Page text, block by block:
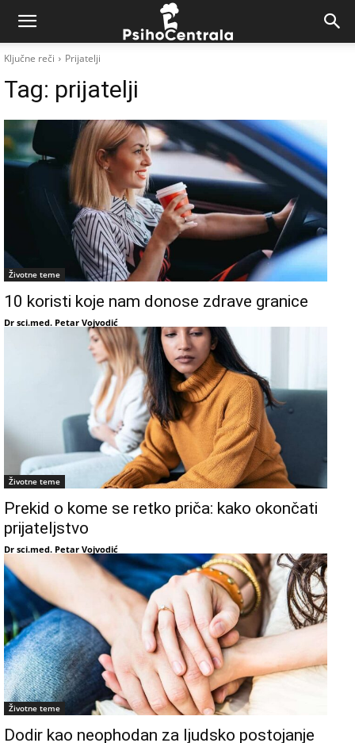
Ključne reči Prijatelji
Tag: prijatelji
Životne teme
10 koristi koje nam donose zdrave granice
Dr sci.med. Petar Vojvodić
Životne teme
Prekid o kome se retko priča: kako okončati
prijateljstvo
Dr sci.med. Petar Vojvodić
Životne teme
Dodir kao neophodan za ljudsko postojanje